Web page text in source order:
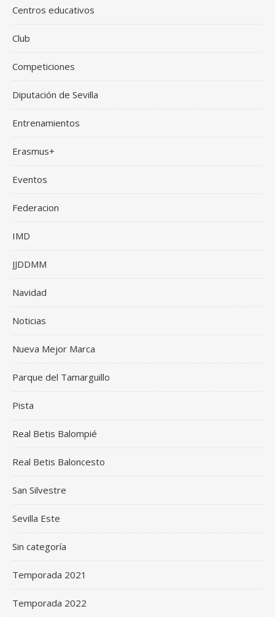
Centros educativos
Club
Competiciones
Diputación de Sevilla
Entrenamientos
Erasmus+
Eventos
Federacion
IMD
JJDDMM
Navidad
Noticias
Nueva Mejor Marca
Parque del Tamarguillo
Pista
Real Betis Balompié
Real Betis Baloncesto
San Silvestre
Sevilla Este
Sin categoría
Temporada 2021
Temporada 2022